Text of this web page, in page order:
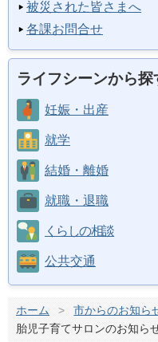
被災された皆さまへ
各課お問合せ
ライフシーンから探
妊娠・出産
就学
結婚・離婚
就職・退職
くらしの相談
公共交通
ホーム > 市からのお知ら
胎児子育てサロンのお知ら